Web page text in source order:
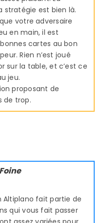
stratégie est bien là.
votre adversaire
en main, il est
cartes au bon
Rien n’est joué
sur la table, et c’est ce
jeu.
proposant de
de trop.
Altiplano fait partie de
qui vous fait passer